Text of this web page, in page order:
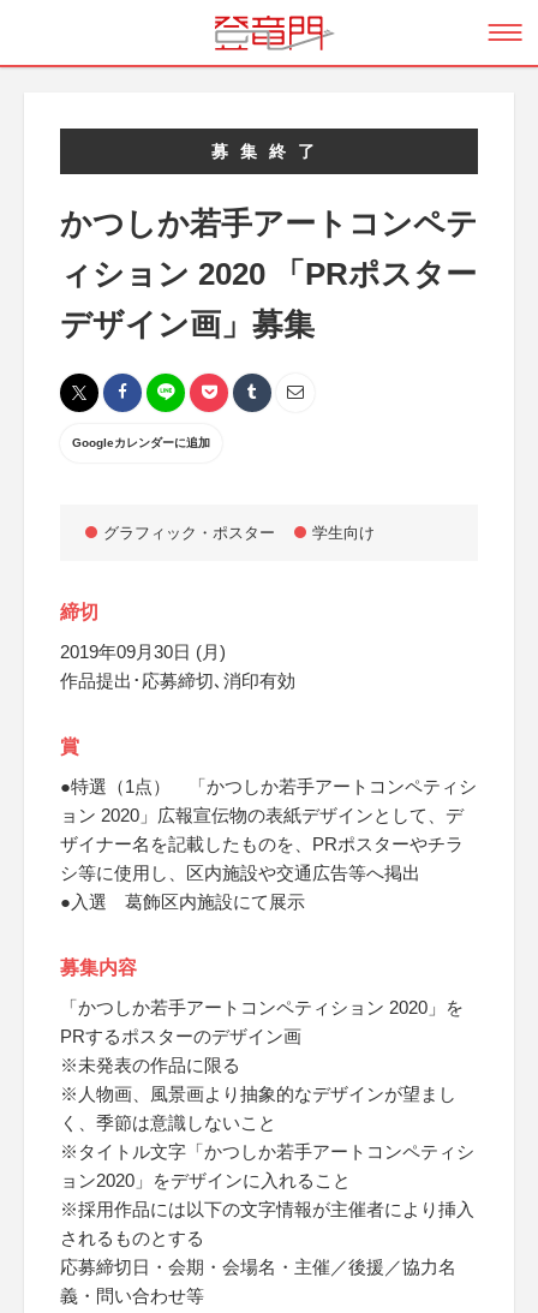
募集終了
かつしか若手アートコンペテ
ィション 2020 「PRポスター
デザイン画」募集
Googleカレンダーに追加
グラフィック・ポスター 学生向け
締切
2019年09月30日 (月)
作品提出･応募締切､消印有効
賞
●特選（1点） 「かつしか若手アートコンペティシ
ョン 2020」広報宣伝物の表紙デザインとして、デ
ザイナー名を記載したものを、PRポスターやチラ
シ等に使用し、区内施設や交通広告等へ掲出
●入選 葛飾区内施設にて展示
募集内容
「かつしか若手アートコンペティション 2020」を
PRするポスターのデザイン画
※未発表の作品に限る
※人物画、風景画より抽象的なデザインが望まし
く、季節は意識しないこと
※タイトル文字「かつしか若手アートコンペティシ
ョン2020」をデザインに入れること
※採用作品には以下の文字情報が主催者により挿入
されるものとする
応募締切日・会期・会場名・主催／後援／協力名
義・問い合わせ等